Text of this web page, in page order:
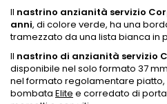
Il nastrino anzianità servizio
anni, di colore verde, ha una
tramezzato da una lista bianca in
Il nastrino di anzianità servizio
disponibile nel solo formato 37
nel formato regolamentare
bombata Elite e corredato di